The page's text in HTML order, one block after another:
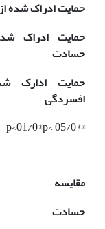
حمایت ادراک شده
حمایت ادراک
حسادت
حمایت ادارک
افسردگی
**p<01/0*p< 05/0
مقایسه
حسادت